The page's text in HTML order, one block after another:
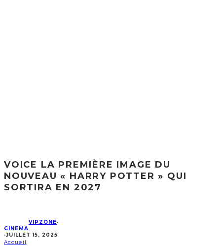
VOICE LA PREMIÈRE IMAGE DU
NOUVEAU « HARRY POTTER » QUI
SORTIRA EN 2027
VIPZONE·
CINEMA
·JUILLET 15, 2025
Accueil